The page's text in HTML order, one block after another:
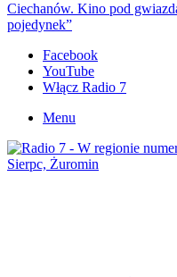
Ciechanów. Kino pod
pojedynek”
Facebook
YouTube
Włącz Radio 7
Menu